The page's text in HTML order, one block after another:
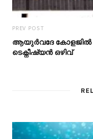
PREV POST
ആയുർവദേ കോളജിൽ
ടെക്നീഷ്യൻ ഒഴിവ്